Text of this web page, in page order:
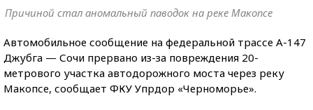
Причиной стал аномальный паводок на реке Макопсе
Автомобильное сообщение на федеральной трассе А-147
Джубга — Сочи прервано из-за повреждения 20-
метрового участка автодорожного моста через реку
Макопсе, сообщает ФКУ Упрдор «Черноморье».